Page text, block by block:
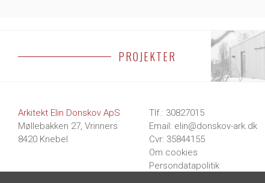
PROJEKTER
BOLIGER
Arkitekt Elin Donskov ApS
Møllebakken 27, Vrinners
8420 Knebel
Tlf.: 30827015
Email: elin@donskov-ark.dk
Cvr: 35844155
Om cookies
Persondatapolitik